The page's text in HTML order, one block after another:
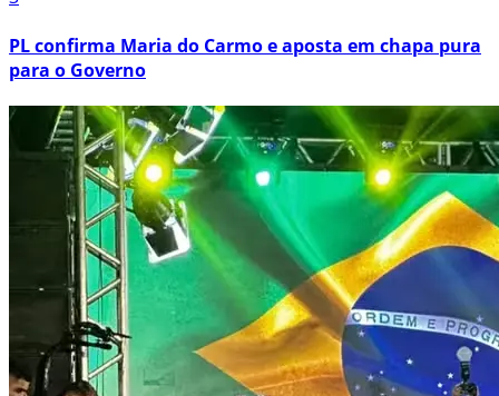
PL confirma Maria do Carmo e aposta em chapa pura
para o Governo